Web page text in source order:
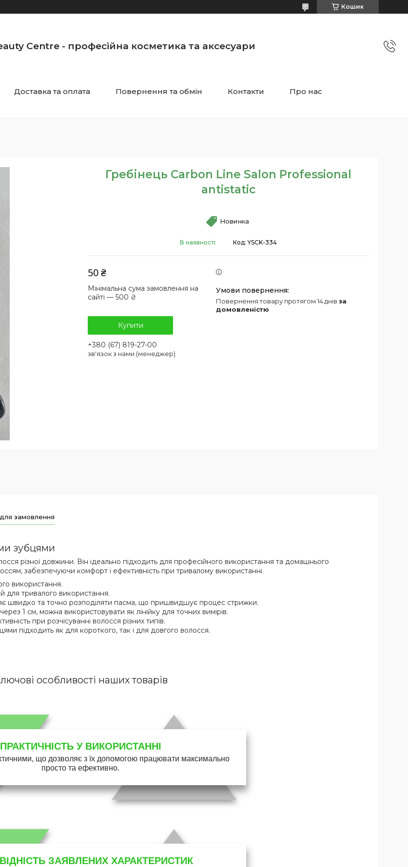
Кошик
Centre - професійна косметика та аксесуари
Доставка та оплата Повернення та обмін Контакти Про нас
Гребінець Carbon Line Salon Professional
antistatic
Новинка
В наявності Код:YSCK-334
50 ₴
Мінімальна сума замовлення на
сайті — 500 ₴
Купити
+380 (67) 819-27-00
зв'язок з нами (менеджер)
повернення товару протягом 14 днів за
домовленістю
замовлення
зубцями
різної довжини. Він ідеально підходить для професійного використання та домашнього
забезпечуючи комфорт і ефективність при тривалому використанні.
використання.
для тривалого використання.
швидко та точно розподіляти пасма, що пришвидшує процес стрижки.
1 см, можна використовувати як лінійку для точних вимірів.
при розчісуванні волосся різних типів.
підходить як для короткого, так і для довгого волосся.
особливості наших товарів
ПРАКТИЧНІСТЬ У ВИКОРИСТАННІ
що дозволяє з їх допомогою працювати максимально
просто та ефективно.
ЗАЯВЛЕНИХ ХАРАКТЕРИСТИК